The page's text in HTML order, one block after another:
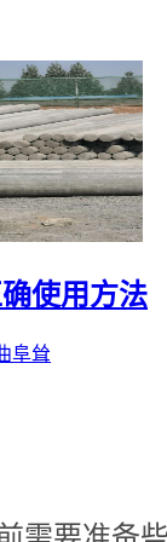
使用方法
阜耸